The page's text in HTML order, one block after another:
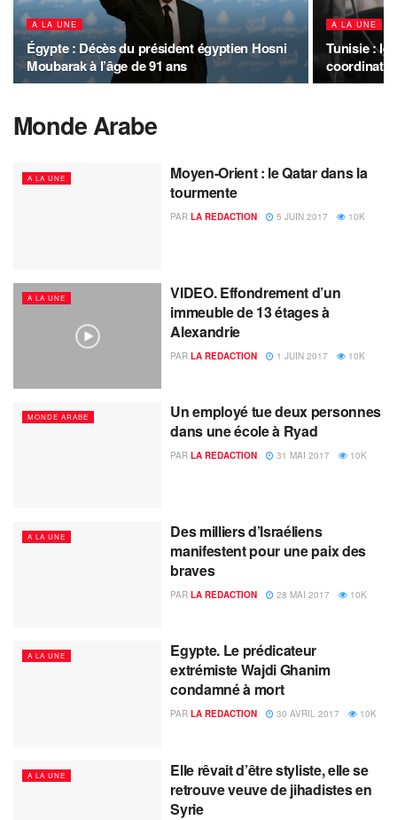
A LA UNE
Égypte : Décès du président égyptien Hosni
Moubarak à l’âge de 91 ans
A LA UNE
Tunisie :
Monde Arabe
A LA UNE
Moyen-Orient : le Qatar dans la
tourmente
PAR LA REDACTION 5 JUIN 2017 10K
A LA UNE
VIDEO. Effondrement d’un
immeuble de 13 étages à
Alexandrie
PAR LA REDACTION 1 JUIN 2017 10K
MONDE ARABE
Un employé tue deux personnes
dans une école à Ryad
PAR LA REDACTION 31 MAI 2017 10K
A LA UNE
Des milliers d’Israéliens
manifestent pour une paix des
braves
PAR LA REDACTION 28 MAI 2017 10K
A LA UNE
Egypte. Le prédicateur
extrémiste Wajdi Ghanim
condamné à mort
PAR LA REDACTION 30 AVRIL 2017 10K
A LA UNE
Elle rêvait d’être styliste, elle se
retrouve veuve de jihadistes en
Syrie